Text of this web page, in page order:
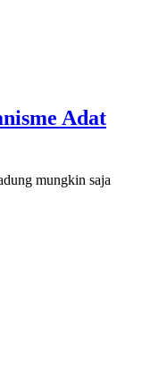
Adat
mungkin saja